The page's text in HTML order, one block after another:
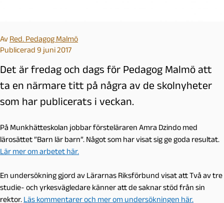
Av Red. Pedagog Malmö
Publicerad 9 juni 2017
Det är fredag och dags för Pedagog Malmö att
ta en närmare titt på några av de skolnyheter
som har publicerats i veckan.
På Munkhätteskolan jobbar försteläraren Amra Dzindo med
lärosättet ”Barn lär barn”. Något som har visat sig ge goda resultat.
Lär mer om arbetet här.
En undersökning gjord av Lärarnas Riksförbund visat att Två av tre
studie- och yrkesvägledare känner att de saknar stöd från sin
rektor. Läs kommentarer och mer om undersökningen här.